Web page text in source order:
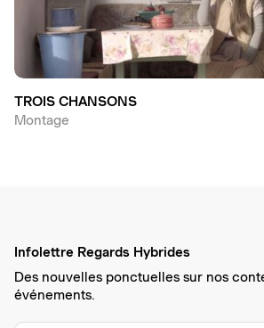
TROIS CHANSONS
Montage
Infolettre Regards Hybrides
Des nouvelles ponctuelles sur nos
événements.